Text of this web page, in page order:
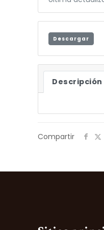
Descargar
Descripción
Compartir